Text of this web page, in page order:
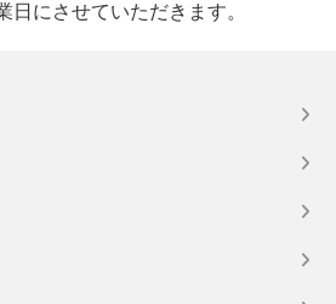
日にさせていただきます。